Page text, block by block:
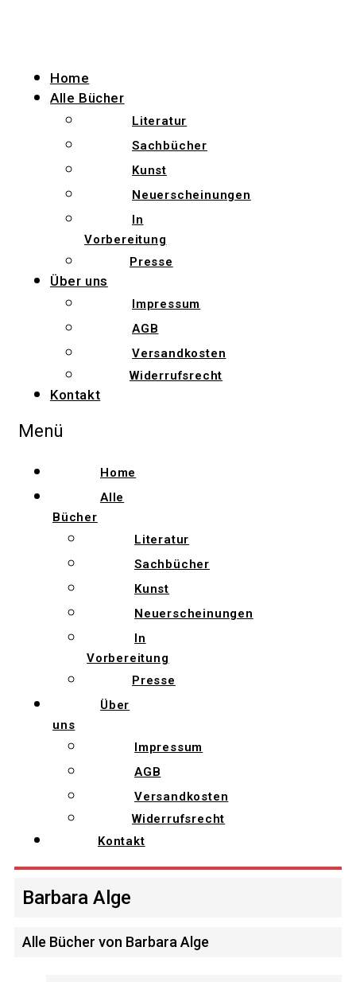
Home
Alle Bücher
Literatur
Sachbücher
Kunst
Neuerscheinungen
In
Vorbereitung
Presse
Über uns
Impressum
AGB
Versandkosten
Widerrufsrecht
Kontakt
Menü
Home
Alle
Bücher
Literatur
Sachbücher
Kunst
Neuerscheinungen
In
Vorbereitung
Presse
Über
uns
Impressum
AGB
Versandkosten
Widerrufsrecht
Kontakt
Barbara Alge
Alle Bücher von Barbara Alge